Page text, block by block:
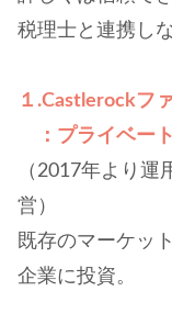
税理士と連携し
１.Castlerockフ
：プライベー
（2017年より
営）
既存のマーケッ
企業に投資。